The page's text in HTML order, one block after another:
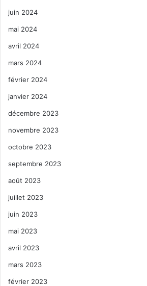
juin 2024
mai 2024
avril 2024
mars 2024
février 2024
janvier 2024
décembre 2023
novembre 2023
octobre 2023
septembre 2023
août 2023
juillet 2023
juin 2023
mai 2023
avril 2023
mars 2023
février 2023